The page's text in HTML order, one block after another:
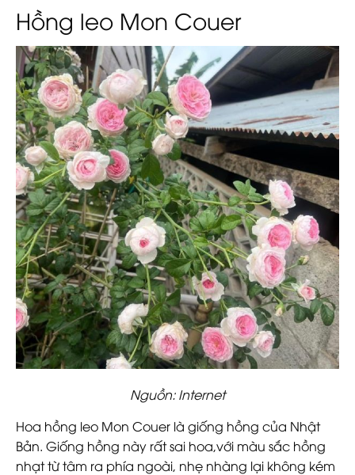
Hồng leo Mon Couer
Nguồn: Internet
Hoa hồng leo Mon Couer là giống hồng của Nhật
Bản. Giống hồng này rất sai hoa,với màu sắc hồng
nhạt từ tâm ra phía ngoài, nhẹ nhàng lại không kém